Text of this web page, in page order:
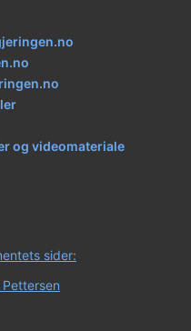
og videomateriale
sider: